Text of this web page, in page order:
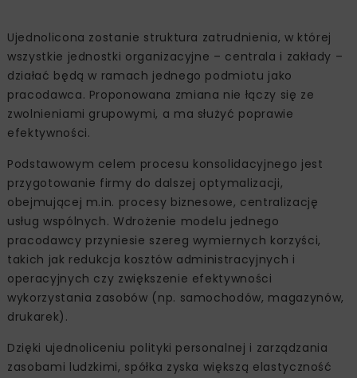
Ujednolicona zostanie struktura zatrudnienia, w której
wszystkie jednostki organizacyjne – centrala i zakłady –
działać będą w ramach jednego podmiotu jako
pracodawca. Proponowana zmiana nie łączy się ze
zwolnieniami grupowymi, a ma służyć poprawie
efektywności.
Podstawowym celem procesu konsolidacyjnego jest
przygotowanie firmy do dalszej optymalizacji,
obejmującej m.in. procesy biznesowe, centralizację
usług wspólnych. Wdrożenie modelu jednego
pracodawcy przyniesie szereg wymiernych korzyści,
takich jak redukcja kosztów administracyjnych i
operacyjnych czy zwiększenie efektywności
wykorzystania zasobów (np. samochodów, magazynów,
drukarek).
Dzięki ujednoliceniu polityki personalnej i zarządzania
zasobami ludzkimi, spółka zyska większą elastyczność